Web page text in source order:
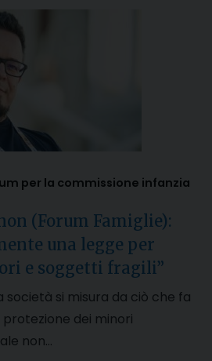
per la commissione infanzia
(Forum Famiglie):
una legge per
e soggetti fragili”
società si misura da ciò che fa
protezione dei minori
non…